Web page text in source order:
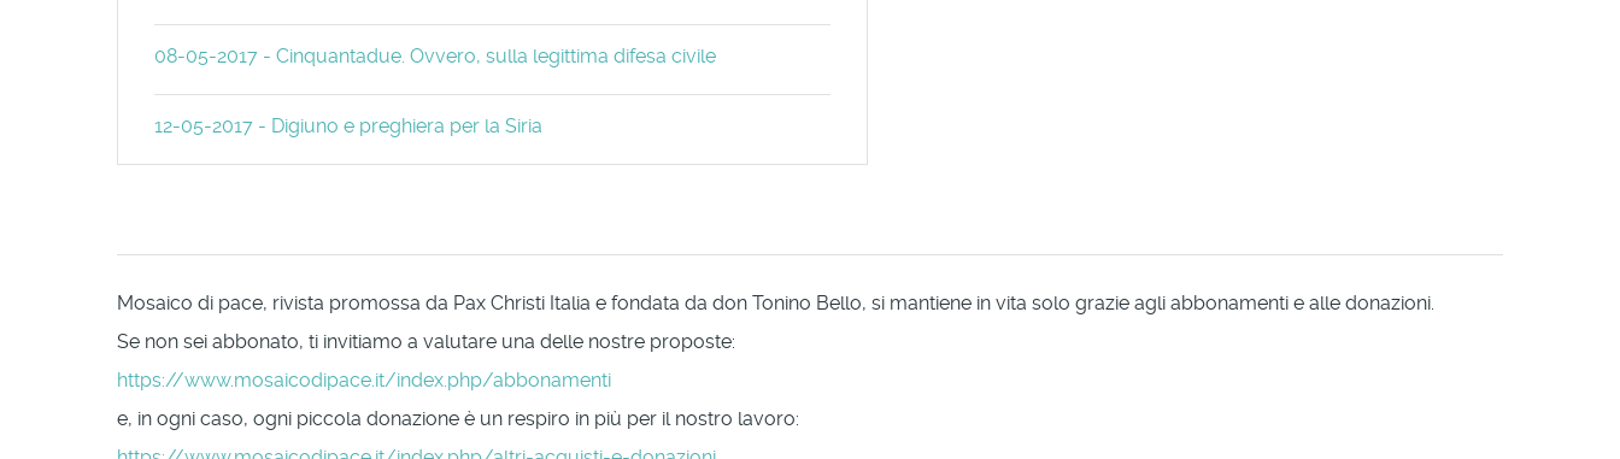
08-05-2017 - Cinquantadue. Ovvero, sulla legittima difesa civile
12-05-2017 - Digiuno e preghiera per la Siria
Mosaico di pace, rivista promossa da Pax Christi Italia e fondata da don Tonino Bello, si mantiene in vita solo grazie agli abbonamenti e alle donazioni.
Se non sei abbonato, ti invitiamo a valutare una delle nostre proposte:
https://www.mosaicodipace.it/index.php/abbonamenti
e, in ogni caso, ogni piccola donazione è un respiro in più per il nostro lavoro: